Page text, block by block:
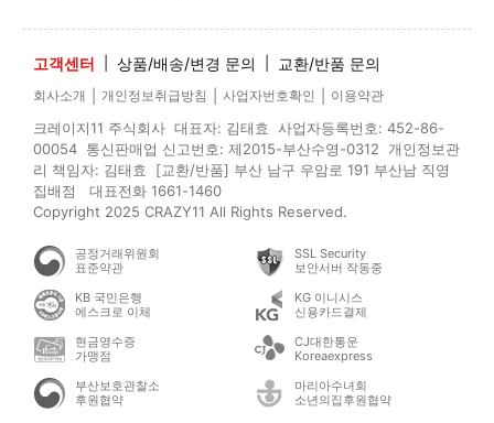
고객센터 상품/배송/변경 문의 교환/반품 문의
회사소개 개인정보취급방침 사업자번호확인 이용약관
크레이지11 주식회사 대표자: 김태효 사업자등록번호: 452-86-
00054 통신판매업 신고번호: 제2015-부산수영-0312 개인정보관
리 책임자: 김태효 [교환/반품] 부산 남구 우암로 191 부산남 직영
집배점 대표전화 1661-1460
Copyright 2025 CRAZY11 All Rights Reserved.
공정거래위원회
표준약관
SSL Security
보안서버 작동중
KB 국민은행
에스크로 이체
KG 이니시스
신용카드결제
현금영수증
가맹점
CJ대한통운
Koreaexpress
부산보호관찰소
후원협약
마리아수녀회
소년의집후원협약